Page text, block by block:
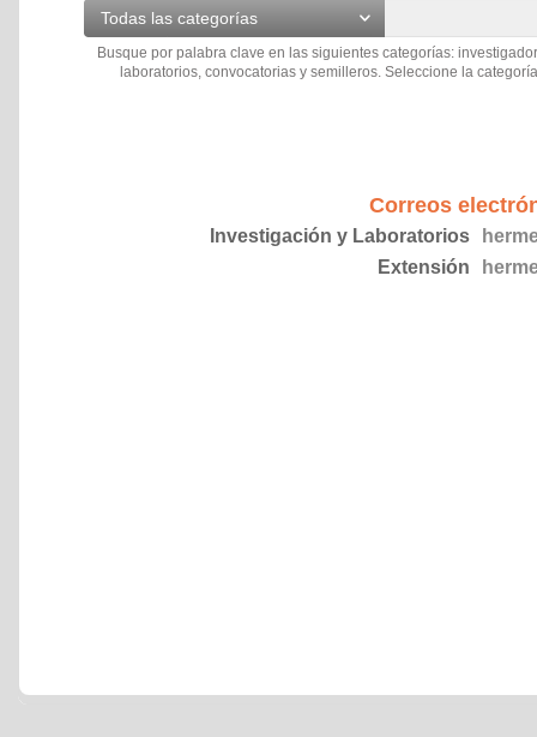
Todas las categorías
Busque por palabra clave en las siguientes categorías:
laboratorios, convocatorias y semilleros. Seleccione la
Correos
Investigación y Laboratorios
Extensión